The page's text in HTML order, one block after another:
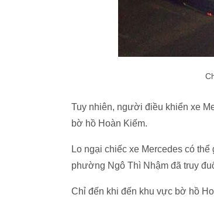
Tuy nhiên, người điều khiển xe
bờ hồ Hoàn Kiếm.
Lo ngại chiếc xe Mercedes có
phường Ngô Thì Nhậm đã truy
Chỉ đến khi đến khu vực bờ hồ